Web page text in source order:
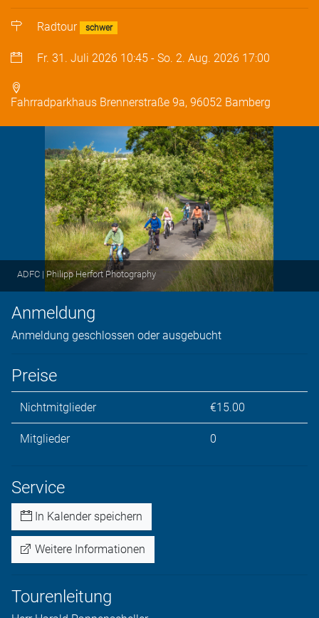
Radtour schwer
Fr. 31. Juli 2026 10:45 -So. 2. Aug. 2026 17:00
Fahrradparkhaus Brennerstraße 9a, 96052 Bamberg
ADFC | Philipp Herfort Photography
Anmeldung
Anmeldung geschlossen oder ausgebucht
Preise
Nichtmitglieder €15.00
Mitglieder 0
Service
In Kalender speichern
Weitere Informationen
Tourenleitung